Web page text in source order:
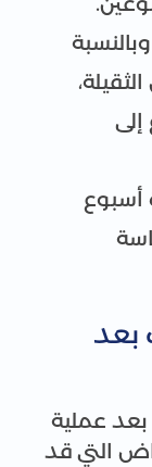
3-5 أيام، وبالنسبة
أسبوع
بعد
بعد عملية
التي قد